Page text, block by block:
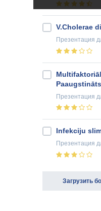
V.Cholerae
Презентация
Презентация
Infekciju
Презентация
Загрузить